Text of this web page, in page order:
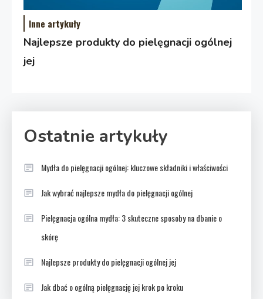
Inne artykuły
Najlepsze produkty do pielęgnacji ogólnej
jej
Ostatnie artykuły
Mydła do pielęgnacji ogólnej: kluczowe składniki i właściwości
Jak wybrać najlepsze mydła do pielęgnacji ogólnej
Pielęgnacja ogólna mydła: 3 skuteczne sposoby na dbanie o
skórę
Najlepsze produkty do pielęgnacji ogólnej jej
Jak dbać o ogólną pielęgnację jej krok po kroku